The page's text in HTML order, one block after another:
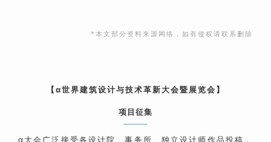
*本文部分资料来源网络，如有侵权请联系删除
【α世界建筑设计与技术革新大会暨展览会】
项目征集
α大会广泛接受各设计院、事务所、独立设计师作品投稿，